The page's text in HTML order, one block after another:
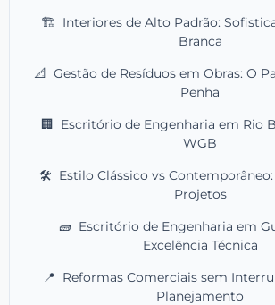
🏗️ Interiores de Alto Padrão:
Branca
📐 Gestão de Resíduos em Obras: O
Penha
🏢 Escritório de Engenharia em Rio
WGB
🛠️ Estilo Clássico vs
Projetos
🧱 Escritório de Engenharia em
Excelência Técnica
📍 Reformas Comerciais sem
Planejamento